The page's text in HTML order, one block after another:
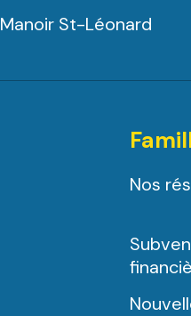
Manoir St-Léonard
Nos